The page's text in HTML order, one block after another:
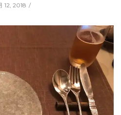
12, 2018